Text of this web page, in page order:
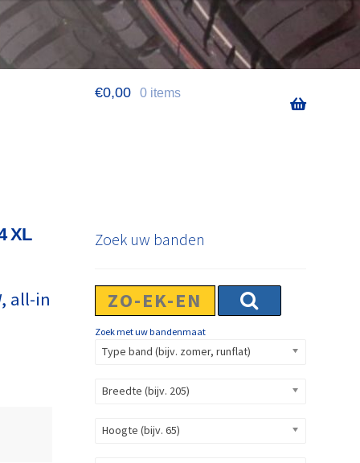
€0,00 0 items
XL
all-in
Zoek uw banden
Zoek met uw bandenmaat
Type band (bijv. zomer, runflat)
Breedte (bijv. 205)
Hoogte (bijv. 65)